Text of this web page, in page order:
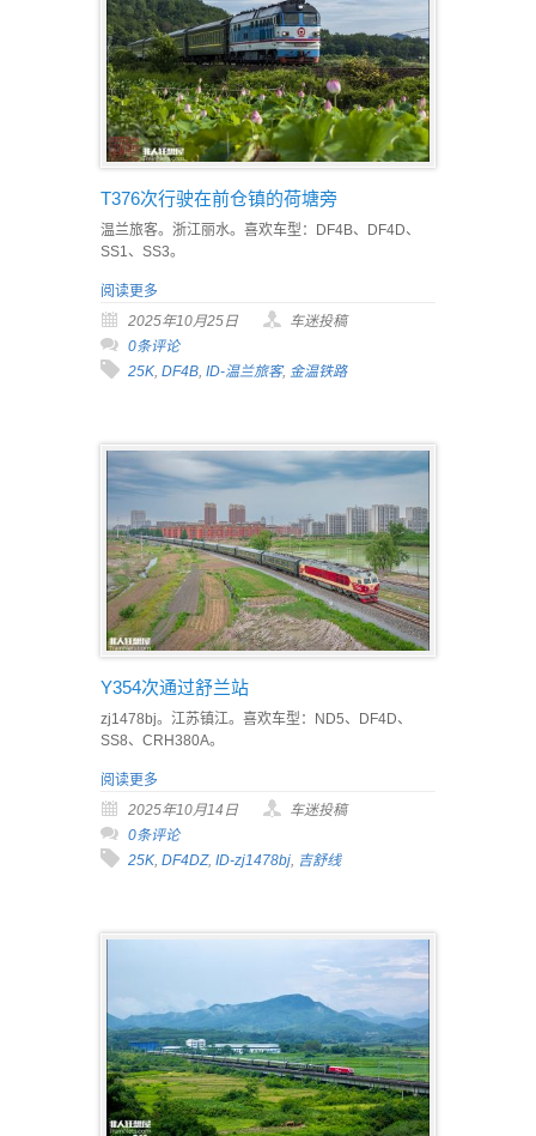
T376次行驶在前仓镇的荷塘旁
温兰旅客。浙江丽水。喜欢车型：DF4B、DF4D、
SS1、SS3。
阅读更多
2025年10月25日
车迷投稿
0条评论
25K DF4B ID-温兰旅客, 金温铁路
Y354次通过舒兰站
zj1478bj。江苏镇江。喜欢车型：ND5、DF4D、
SS8、CRH380A。
阅读更多
2025年10月14日
车迷投稿
0条评论
25K, DF4DZ, ID-zj1478bj, 吉舒线